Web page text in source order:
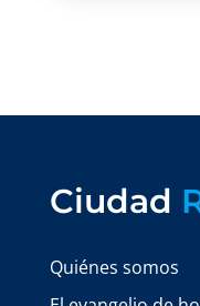
Ciudad
Quiénes somos